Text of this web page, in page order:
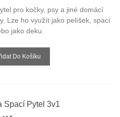
pro kočky, psy a jiné domácí
Lze ho využít jako pelíšek, spací
jako deku.
Do Košíku
Spací Pytel 3v1